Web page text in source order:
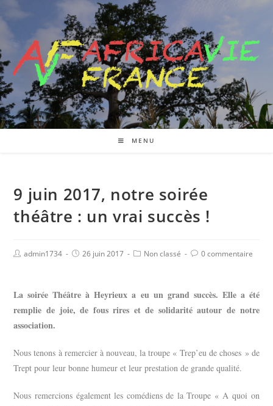
MENU
9 juin 2017, notre soirée
théâtre : un vrai succès !
admin1734 26 juin 2017 Non classé 0 commentaire
La soirée Théâtre à Heyrieux a eu un grand succès. Elle a été
remplie de joie, de fous rires et de solidarité autour de notre
association.
Nous tenons à remercier à nouveau, la troupe « Trep’eu de choses » de
Trept pour leur bonne humeur et leur prestation de grande qualité.
Nous remercions également les comédiens de la Troupe « A quoi on